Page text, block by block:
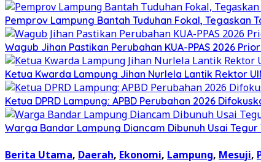
Pemprov Lampung Bantah Tuduhan Fokal, Tegaskan
Wagub Jihan Pastikan Perubahan KUA-PPAS 2026
Ketua Kwarda Lampung Jihan Nurlela Lantik Rektor
Ketua DPRD Lampung: APBD Perubahan 2026
Warga Bandar Lampung Diancam Dibunuh Usai
Berita Utama, Daerah, Ekonomi, Lampung, Mesuji,